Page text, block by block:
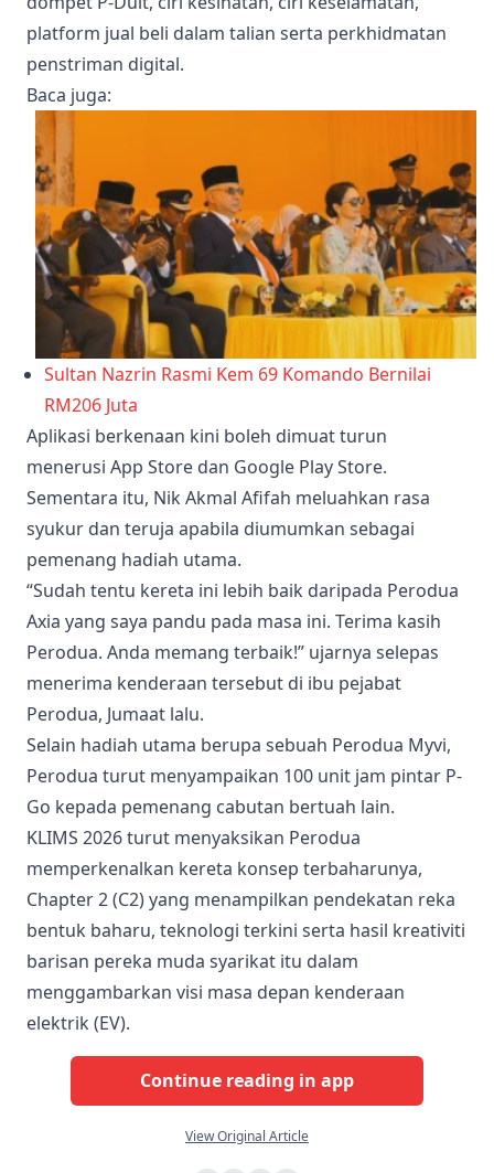
platform jual beli dalam talian serta perkhidmatan
penstriman digital.
Baca juga:
Sultan Nazrin Rasmi Kem 69 Komando Bernilai
RM206 Juta
Aplikasi berkenaan kini boleh dimuat turun
menerusi App Store dan Google Play Store.
Sementara itu, Nik Akmal Afifah meluahkan rasa
syukur dan teruja apabila diumumkan sebagai
pemenang hadiah utama.
“Sudah tentu kereta ini lebih baik daripada Perodua
Axia yang saya pandu pada masa ini. Terima kasih
Perodua. Anda memang terbaik!” ujarnya selepas
menerima kenderaan tersebut di ibu pejabat
Perodua, Jumaat lalu.
Selain hadiah utama berupa sebuah Perodua Myvi,
Perodua turut menyampaikan 100 unit jam pintar P-
Go kepada pemenang cabutan bertuah lain.
KLIMS 2026 turut menyaksikan Perodua
memperkenalkan kereta konsep terbaharunya,
Chapter 2 (C2) yang menampilkan pendekatan reka
bentuk baharu, teknologi terkini serta hasil kreativiti
barisan pereka muda syarikat itu dalam
menggambarkan visi masa depan kenderaan
elektrik (EV).
Continue reading in app
View Original Article